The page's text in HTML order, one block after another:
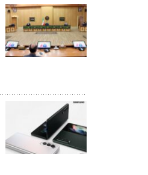
۲۴ مرداد ۱۴۰۰
۲۳ مرداد ۱۴۰۰